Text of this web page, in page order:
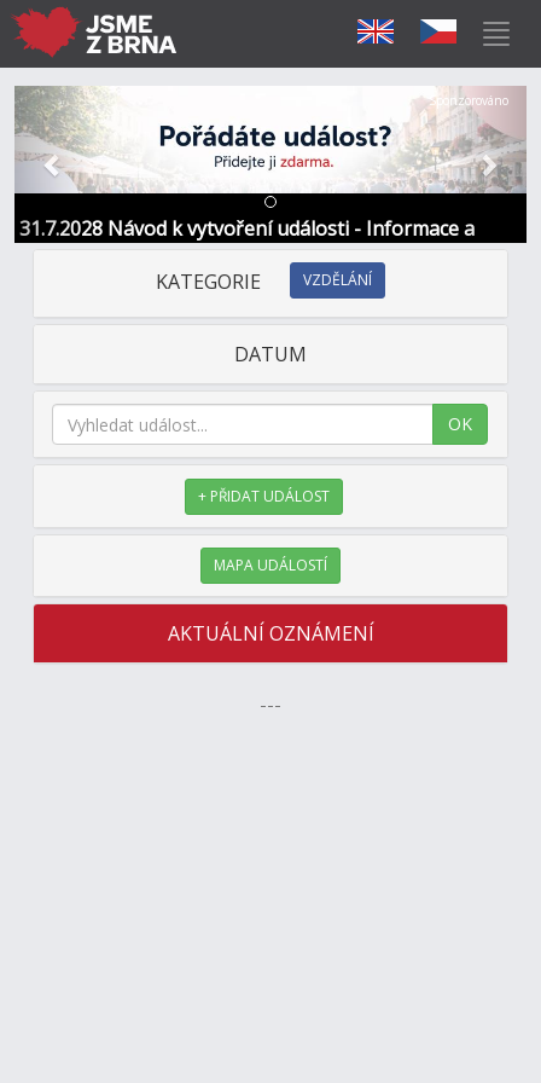
31.7.2028 Návod k vytvoření události - Informace a
kontakt
Předchozí Další
Sponzorováno
KATEGORIE VZDĚLÁNÍ
DATUM
OK
+ PŘIDAT UDÁLOST
MAPA UDÁLOSTÍ
AKTUÁLNÍ OZNÁMENÍ
---